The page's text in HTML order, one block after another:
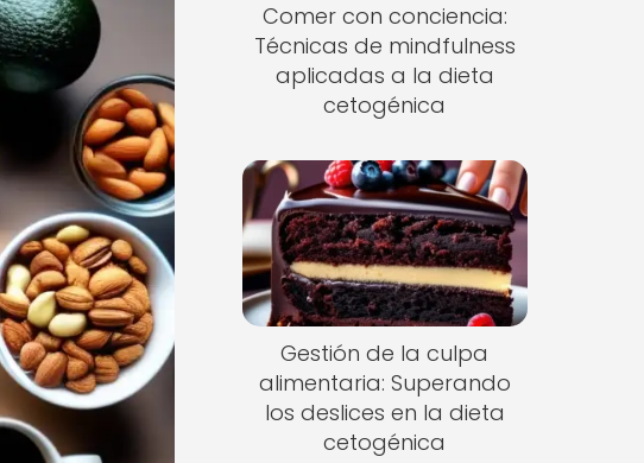
Comer con conciencia:
Técnicas de mindfulness
aplicadas a la dieta
cetogénica
Gestión de la culpa
alimentaria: Superando
los deslices en la dieta
cetogénica